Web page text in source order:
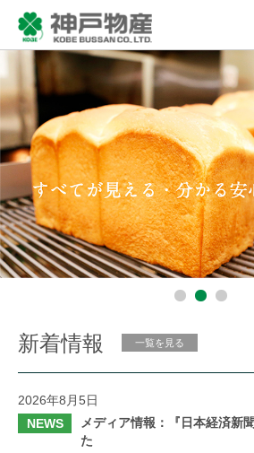
新着情報 一覧を見る
2026年8月5日
NEWS
メディア情報：『日本経済新
た